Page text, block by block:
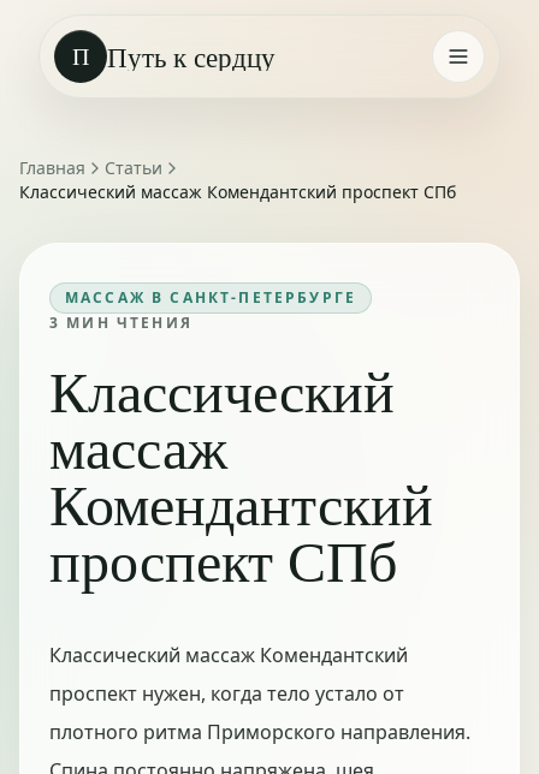
П Путь к сердцу
Главная
Статьи
Классический массаж Комендантский проспект СПб
МАССАЖ В САНКТ-ПЕТЕРБУРГЕ
3 МИН ЧТЕНИЯ
Классический
массаж
Комендантский
проспект СПб
Классический массаж Комендантский
проспект нужен, когда тело устало от
плотного ритма Приморского направления.